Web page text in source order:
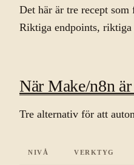
Det här är tre recept
Riktiga endpoints, riktiga
När Make/n8n
Tre alternativ för att
NIVÅ VERKTYG